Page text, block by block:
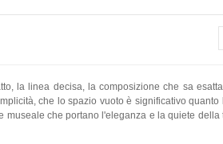
la linea decisa, la composizione che sa
che lo spazio vuoto è significativo
che portano l'eleganza e la quiete